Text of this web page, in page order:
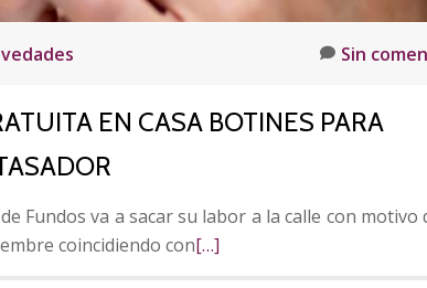
Isla
Sin
EN CASA BOTINES PARA
Fundos va a sacar su labor a la calle con motivo
coincidiendo conLeer
[…]